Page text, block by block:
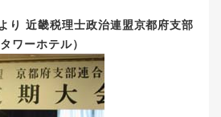
近畿税理士政治連盟京都府支部
ワーホテル）